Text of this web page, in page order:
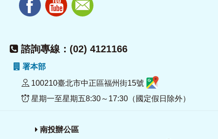
諮詢專線：(02) 4121166
署本部
100210臺北市中正區福州街15號
星期一至星期五8:30～17:30（國定假日除外）
南投辦公區